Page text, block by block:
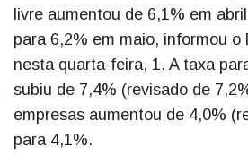
livre aumentou de 6,1% em
para 6,2% em maio, informou o
nesta quarta-feira, 1. A taxa
subiu de 7,4% (revisado de
empresas aumentou de 4,0%
para 4,1%.